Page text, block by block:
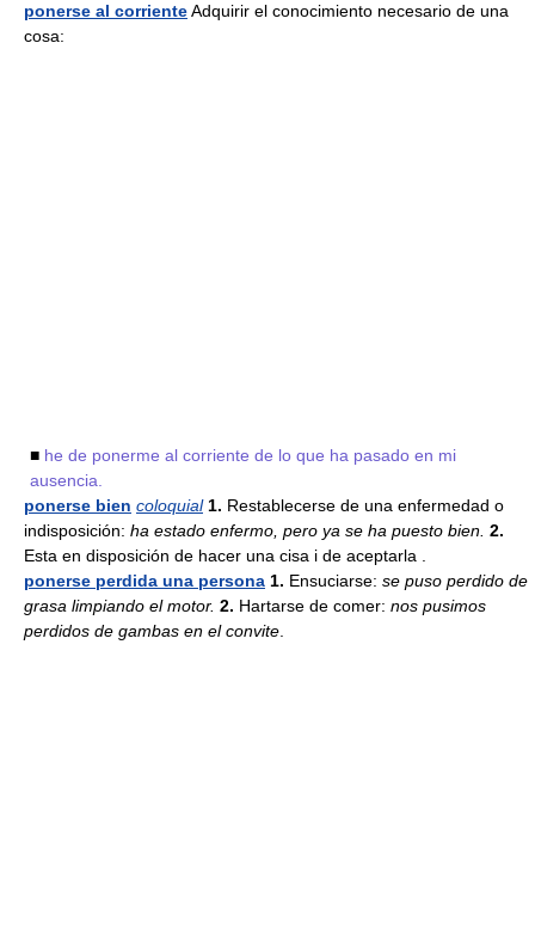
ponerse al corrienteAdquirir el conocimiento necesario de una
cosa:
■ he de ponerme al corriente de lo que ha pasado en mi
ausencia.
ponerse bien coloquial 1. Restablecerse de una enfermedad o
indisposición: ha estado enfermo, pero ya se ha puesto bien. 2.
Esta en disposición de hacer una cisa i de aceptarla .
ponerse perdida una persona 1. Ensuciarse: se puso perdido de
grasa limpiando el motor. 2. Hartarse de comer: nos pusimos
perdidos de gambas en el convite